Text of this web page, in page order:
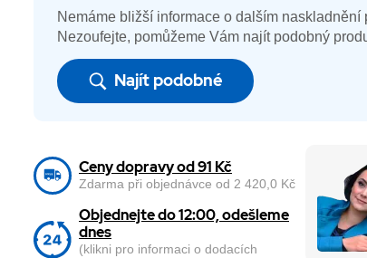
Nemáme bližší informace o dalším naskladnění
Nezoufejte, pomůžeme Vám najít podobný
Najít podobné
Ceny dopravy od 91 Kč
Zdarma při objednávce od 2 420,0 Kč
Objednejte do 12:00, odešleme
dnes
(klikni pro informaci o dodacích